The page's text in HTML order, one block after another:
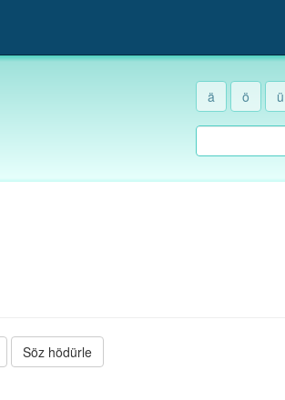
ä ö ü
Söz hödürle